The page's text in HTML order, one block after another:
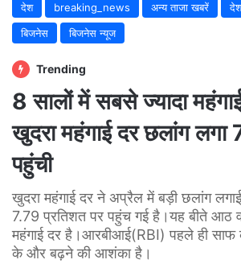
देश breaking_news अन्य ताजा खबरें
बिजनेस
बिजनेस न्यूज
Trending
8 सालों में सबसे ज्यादा
खुदरा महंगाई दर छलांग लगा
पहुंची
खुदरा महंगाई दर ने अप्रैल में बड़ी छलांग
7.79 प्रतिशत पर पहुंच गई है।यह बीते आठ
महंगाई दर है।आरबीआई(RBI) पहले ही साफ
के और बढ़ने की आशंका है।